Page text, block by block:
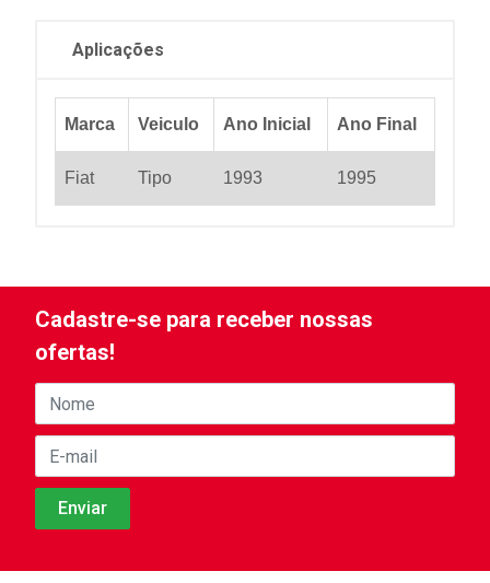
Aplicações
Marca Veiculo Ano Inicial Ano Final
Fiat Tipo 1993 1995
Cadastre-se para receber nossas
ofertas!